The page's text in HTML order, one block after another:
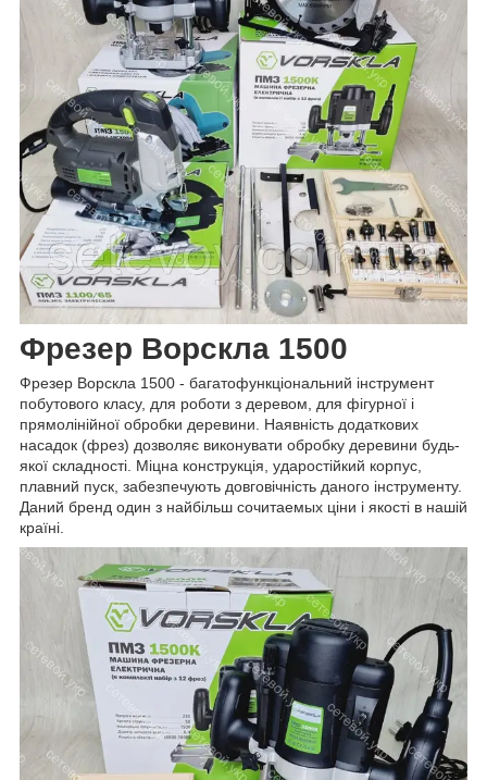
Фрезер Ворскла 1500
Фрезер Ворскла 1500 - багатофункціональний інструмент
побутового класу, для роботи з деревом, для фігурної і
прямолінійної обробки деревини. Наявність додаткових
насадок (фрез) дозволяє виконувати обробку деревини будь-
якої складності. Міцна конструкція, ударостійкий корпус,
плавний пуск, забезпечують довговічність даного інструменту.
Даний бренд один з найбільш сочитаемых ціни і якості в нашій
країні.